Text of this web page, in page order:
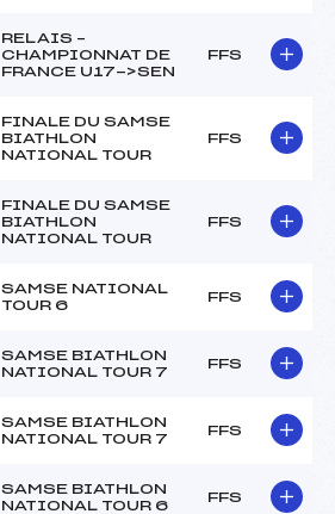
RELAIS –
CHAMPIONNAT DE
FRANCE U17->SEN
FFS
FINALE DU SAMSE
BIATHLON
NATIONAL TOUR
FFS
FINALE DU SAMSE
BIATHLON
NATIONAL TOUR
FFS
SAMSE NATIONAL
TOUR 6
FFS
SAMSE BIATHLON
NATIONAL TOUR 7
FFS
SAMSE BIATHLON
NATIONAL TOUR 7
FFS
SAMSE BIATHLON
NATIONAL TOUR 6
FFS